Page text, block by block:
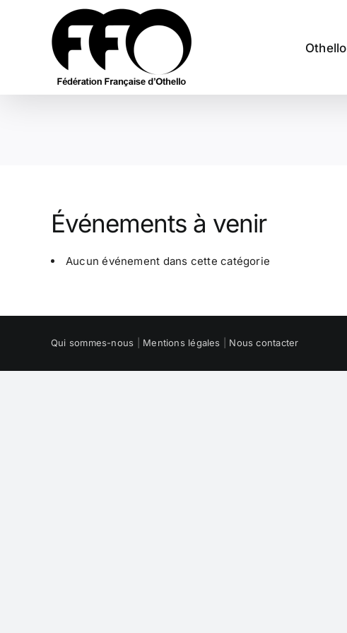
Othello
Événements à venir
Aucun événement dans cette catégorie
Qui sommes-nous Mentions légales Nous contacter